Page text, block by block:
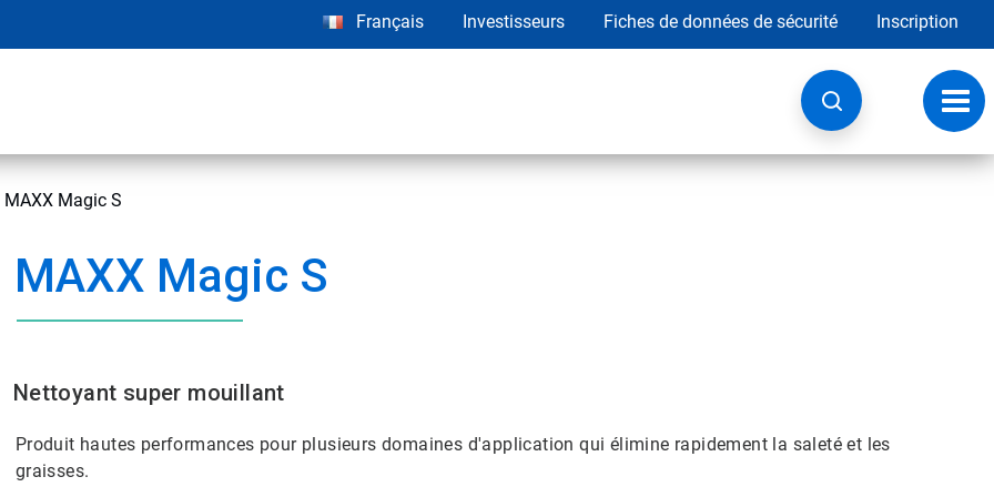
Français Investisseurs Fiches de données de sécurité Inscription
la
MAXX Magic S
MAXX Magic S
Nettoyant super mouillant
Produit hautes performances pour plusieurs domaines d'application qui élimine rapidement la saleté et les
graisses.